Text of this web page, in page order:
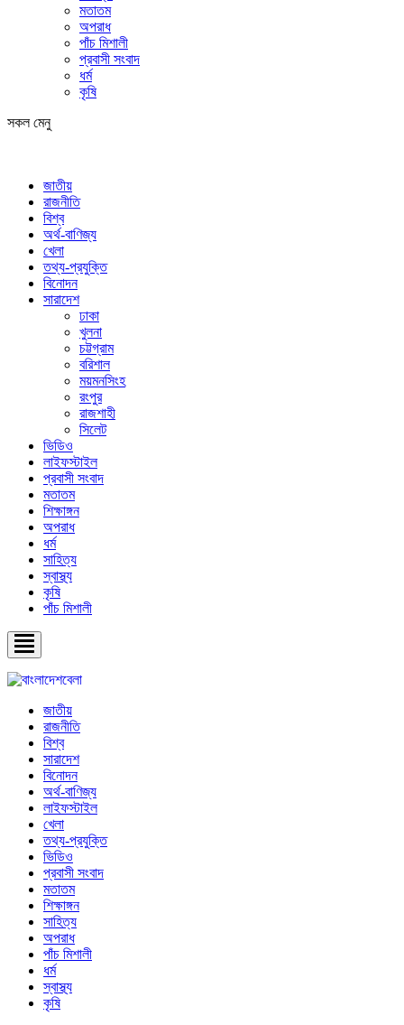
মতাতম
অপরাধ
পাঁচ মিশালী
প্রবাসী সংবাদ
ধর্ম
কৃষি
সকল মেনু
জাতীয়
রাজনীতি
বিশ্ব
অর্থ-বাণিজ্য
খেলা
তথ্য-প্রযুক্তি
বিনোদন
সারাদেশ
ঢাকা
খুলনা
চট্টগ্রাম
বরিশাল
ময়মনসিংহ
রংপুর
রাজশাহী
সিলেট
ভিডিও
লাইফস্টাইল
প্রবাসী সংবাদ
মতাতম
শিক্ষাঙ্গন
অপরাধ
ধর্ম
সাহিত্য
স্বাস্থ্য
কৃষি
পাঁচ মিশালী
জাতীয়
রাজনীতি
বিশ্ব
সারাদেশ
বিনোদন
অর্থ-বাণিজ্য
লাইফস্টাইল
খেলা
তথ্য-প্রযুক্তি
ভিডিও
প্রবাসী সংবাদ
মতাতম
শিক্ষাঙ্গন
সাহিত্য
অপরাধ
পাঁচ মিশালী
ধর্ম
স্বাস্থ্য
কৃষি